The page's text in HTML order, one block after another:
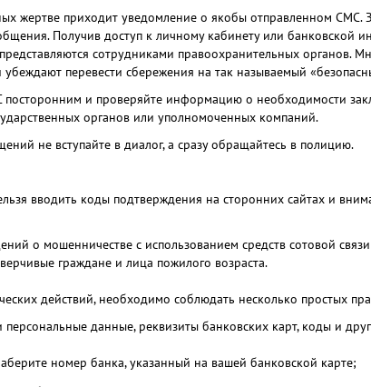
жертве приходит уведомление о якобы отправленном СМС.
Получив доступ к личному кабинету или банковской
сотрудниками правоохранительных органов.
перевести сбережения на так называемый
и проверяйте информацию о необходимости
органов или уполномоченных компаний.
не вступайте в диалог, а сразу обращайтесь в полицию.
вводить коды подтверждения на сторонних сайтах и
о мошенничестве с использованием средств сотовой
граждане и лица пожилого возраста.
действий, необходимо соблюдать несколько простых
данные, реквизиты банковских карт, коды и
номер банка, указанный на вашей банковской карте;